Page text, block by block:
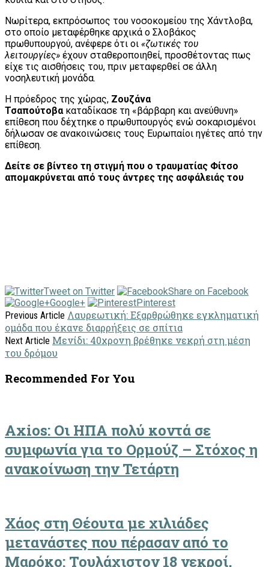
Νωρίτερα, εκπρόσωπος του νοσοκομείου της Χάντλοβα,
στο οποίο μεταφέρθηκε αρχικά ο Σλοβάκος
πρωθυπουργού, ανέφερε ότι οι «ζωτικές του
λειτουργίες» έχουν σταθεροποιηθεί, προσθέτοντας πως
είχε τις αισθήσεις του, πριν μεταφερθεί σε άλλη
νοσηλευτική μονάδα.
Η πρόεδρος της χώρας, Ζουζάνα
Τσαπούτοβακαταδίκασε τη «βάρβαρη και ανεύθυνη»
επίθεση που δέχτηκε ο πρωθυπουργός ενώ σοκαρισμένοι
δήλωσαν σε ανακοινώσεις τους Ευρωπαίοι ηγέτες από την
επίθεση.
Δείτε σε βίντεο τη στιγμή που ο τραυματίας Φίτσο
απομακρύνεται από τους άντρες της ασφάλειάς του
Tweet on Twitter
Share on Facebook
Google+
Pinterest
Previous Article Λαυρεωτική: Εξαρθρώθηκε εγκληματική
ομάδα που έκανε διαρρήξεις σε σπίτια
Next Article Μενίδι: 40χρονη βρέθηκε νεκρή στη μέση
του δρόμου
Recommended For You
Axios: Οι ΗΠΑ πολύ κοντά σε
συμφωνία για το Ορμούζ – Στόχος η
ανακοίνωση την Τετάρτη
Χάος στη Θέουτα με χιλιάδες
μετανάστες που πέρασαν από το
Μαρόκο: Τουλάχιστον 18 νεκροί,